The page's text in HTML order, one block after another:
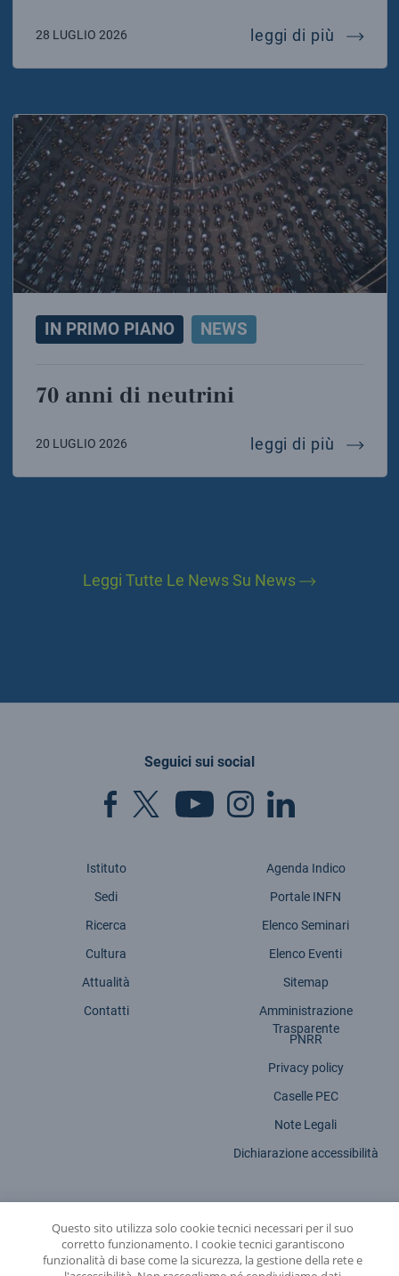
28 LUGLIO 2026 leggi di più
IN PRIMO PIANO NEWS
70 anni di neutrini
20 LUGLIO 2026 leggi di più 70
Leggi Tutte Le News Su News
Seguici sui social
Istituto
Sedi
Ricerca
Cultura
Attualità
Contatti
Agenda Indico
Portale INFN
Elenco Seminari
Elenco Eventi
Sitemap
Amministrazione
Trasparente
PNRR
Privacy policy
Caselle PEC
Note Legali
Dichiarazione accessibilità
INFN - Istituto Nazionale di Fisica Nucleare
Questo sito utilizza solo cookie tecnici necessari per il suo
corretto funzionamento. I cookie tecnici garantiscono
funzionalità di base come la sicurezza, la gestione della rete e